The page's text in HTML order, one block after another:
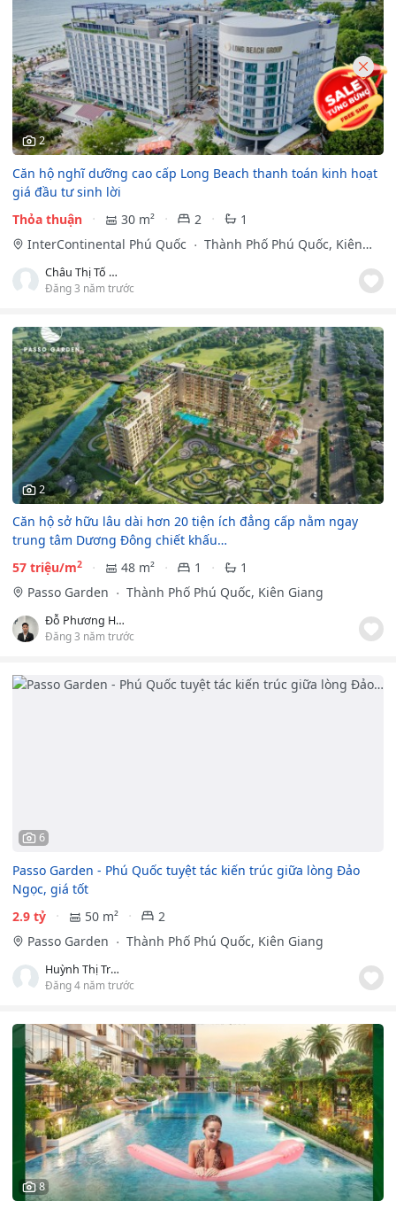
2
Căn hộ nghĩ dưỡng cao cấp Long Beach thanh toán kinh hoạt
giá đầu tư sinh lời
Thỏa thuận
30 m² 2
1
InterContinental Phú Quốc
Thành Phố Phú Quốc, Kiên
Châu Thị Tố Duy
Đăng 3 năm trước
2
Căn hộ sở hữu lâu dài hơn 20 tiện ích đẳng cấp nằm ngay
trung tâm Dương Đông chiết khấu…
57 triệu/m2 48 m² 1
1
Passo Garden
Thành Phố Phú Quốc, Kiên Giang
Đỗ Phương Hiền Đức
Đăng 3 năm trước
6
Passo Garden - Phú Quốc tuyệt tác kiến trúc giữa lòng Đảo
Ngọc, giá tốt
2.9 tỷ
50 m²
2
Passo Garden
Thành Phố Phú Quốc, Kiên Giang
Huỳnh Thị Trúc Giang
Đăng 4 năm trước
8